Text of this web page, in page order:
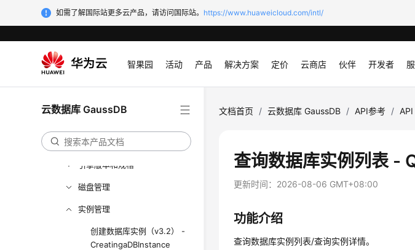
如需了解国际站更多云产品，请访问国际站。 https://www.huaweicloud.com/intl/
智果园 活动 产品 解决方案 定价 云商店 伙伴 开发者
云数据库 GaussDB
最佳实践
API参考
API
引擎版本和规格
磁盘管理
实例管理
创建数据库实例（v3.2） -
CreatingaDBInstance
文档首页 / 云数据库 GaussDB / API参考 / API
查询数据库实例列表 -
更新时间： 2026-08-06 GMT+08:00
功能介绍
查询数据库实例列表/查询实例详情。